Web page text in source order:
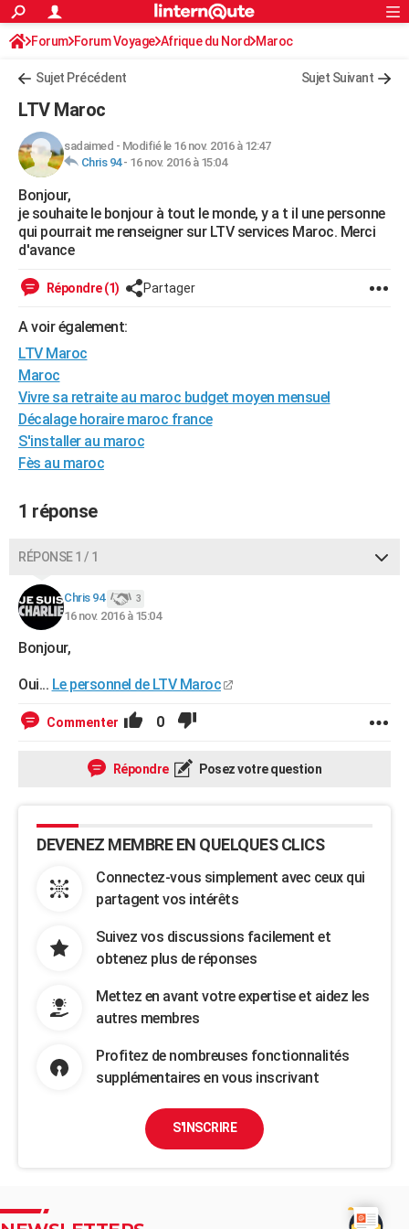
ACTUALITÉS
Politique
Société
Faits Divers
Education
Monde
Villes
+
FINANCE
Retraite
Impôts
Epargne
Immobilier
Risques naturels par ville
Banque
Assurance
Crédit
AUTO
Essais
Réserver un essai
Citadines
Berlines
SUV
Forum auto
+HIGH-TECH
Mobiles
Meilleur smartphone
Internet
Ordinateurs
Jeux vidéo
Guide high-tech
+BRICOLAGE
Forum
Aménagement intérieur
Extérieur
Cuisine
Salle de bains
Jardinage
Rangement
WEEK-END
LIFESTYLE
Art de vivre
Bien-être
Loisirs
Mode
Modes de vie
SANTE
Alimentation
Guide de la santé
Maladies
Médicaments
Sommeil
VOYAGE
Destinations
City break
Voyage nature
Voyage de noces
Forum
Climat
+PHOTO
GUIDES D'ACHAT
BONS PLANS
Dictionnaire
Biographies
Citations
Expressions
Proverbes
PROGRAMME TV
COPAINS D'AVANT
S'inscrire
Se connecter
Lycées
Collèges
Primaires
Universités
Entreprises
Service militaire
Avis de recherche
AVIS DE DÉCÈS
FORUM
S'inscrire
Connexion
Forum Forum Voyage Afrique du Nord Maroc
Sujet Précédent Sujet Suivant
LTV Maroc
sadaimed - Modifié le 16 nov. 2016 à 12:47
Chris 94- 16 nov. 2016 à 15:04
Bonjour,
je souhaite le bonjour à tout le monde, y a t il une personne
qui pourrait me renseigner sur LTV services Maroc. Merci
d'avance
Répondre (1) Partager
A voir également:
LTV Maroc
Maroc
Vivre sa retraite au maroc budget moyen mensuel
Décalage horaire maroc france
S'installer au maroc
Fès au maroc
1 réponse
RÉPONSE 1 / 1
Chris 94 3
16 nov. 2016 à 15:04
Bonjour,
Oui... Le personnel de LTV Maroc
Commenter 0
Répondre Posez votre question
DEVENEZ MEMBRE EN QUELQUES CLICS
Connectez-vous simplement avec ceux qui
partagent vos intérêts
Suivez vos discussions facilement et
obtenez plus de réponses
Mettez en avant votre expertise et aidez les
autres membres
Profitez de nombreuses fonctionnalités
supplémentaires en vous inscrivant
S'INSCRIRE